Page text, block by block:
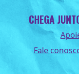
CHEGA
Fale